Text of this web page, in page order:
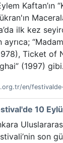
Eylem Kaftan’ın
ilk kez
Ticket of
(1997)
en/
10
son